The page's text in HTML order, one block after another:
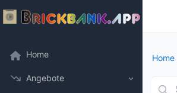
Home
Angebote
Home